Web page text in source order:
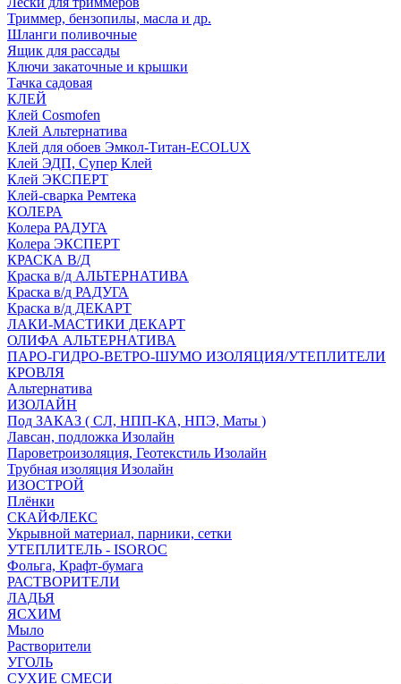
Триммер, бензопилы, масла и др.
Шланги поливочные
Ящик для рассады
Ключи закаточные и крышки
Тачка садовая
КЛЕЙ
Клей Cosmofen
Клей Альтернатива
Клей для обоев Эмкол-Титан-ECOLUX
Клей ЭДП, Супер Клей
Клей ЭКСПЕРТ
Клей-сварка Ремтека
КОЛЕРА
Колера РАДУГА
Колера ЭКСПЕРТ
КРАСКА В/Д
Краска в/д АЛЬТЕРНАТИВА
Краска в/д РАДУГА
Краска в/д ДЕКАРТ
ЛАКИ-МАСТИКИ ДЕКАРТ
ОЛИФА АЛЬТЕРНАТИВА
ПАРО-ГИДРО-ВЕТРО-ШУМО ИЗОЛЯЦИЯ/УТЕПЛИТЕЛИ
КРОВЛЯ
Альтернатива
ИЗОЛАЙН
Под ЗАКАЗ ( СЛ, НПП-КА, НПЭ, Маты )
Лавсан, подложка Изолайн
Пароветроизоляция, Геотекстиль Изолайн
Трубная изоляция Изолайн
ИЗОСТРОЙ
Плёнки
СКАЙФЛЕКС
Укрывной материал, парники, сетки
УТЕПЛИТЕЛЬ - ISOROC
Фольга, Крафт-бумага
РАСТВОРИТЕЛИ
ЛАДЬЯ
ЯСХИМ
Мыло
Растворители
УГОЛЬ
СУХИЕ СМЕСИ